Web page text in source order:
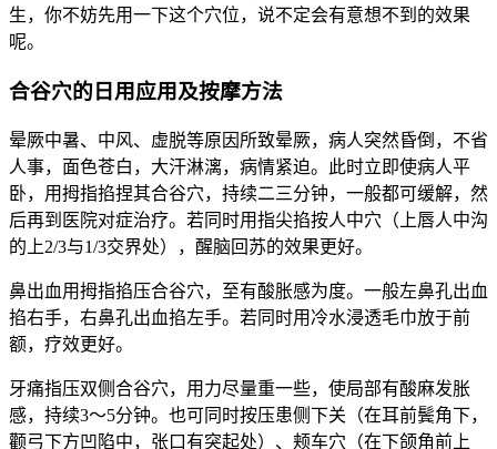
生，你不妨先用一下这个穴位，说不定会有意想不到的效果
呢。
合谷穴的日用应用及按摩方法
晕厥中暑、中风、虚脱等原因所致晕厥，病人突然昏倒，不省
人事，面色苍白，大汗淋漓，病情紧迫。此时立即使病人平
卧，用拇指掐捏其合谷穴，持续二三分钟，一般都可缓解，然
后再到医院对症治疗。若同时用指尖掐按人中穴（上唇人中沟
的上2/3与1/3交界处），醒脑回苏的效果更好。
鼻出血用拇指掐压合谷穴，至有酸胀感为度。一般左鼻孔出血
掐右手，右鼻孔出血掐左手。若同时用冷水浸透毛巾放于前
额，疗效更好。
牙痛指压双侧合谷穴，用力尽量重一些，使局部有酸麻发胀
感，持续3～5分钟。也可同时按压患侧下关（在耳前鬓角下，
颧弓下方凹陷中，张口有突起处）、颊车穴（在下颌角前上